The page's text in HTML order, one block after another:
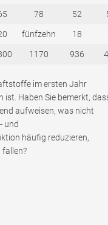
78 52
fünfzehn 18
1170 936
im ersten Jahr
ist. Haben Sie bemerkt,
aufweisen, was nicht
und
häufig reduzieren,
fallen?